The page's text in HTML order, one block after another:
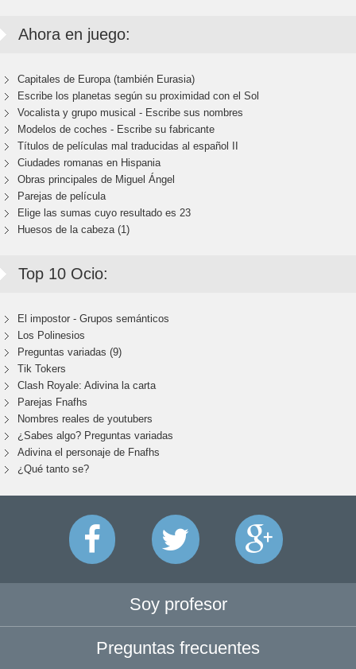
Ahora en juego:
Capitales de Europa (también Eurasia)
Escribe los planetas según su proximidad con el Sol
Vocalista y grupo musical - Escribe sus nombres
Modelos de coches - Escribe su fabricante
Títulos de películas mal traducidas al español II
Ciudades romanas en Hispania
Obras principales de Miguel Ángel
Parejas de película
Elige las sumas cuyo resultado es 23
Huesos de la cabeza (1)
Top 10 Ocio:
El impostor - Grupos semánticos
Los Polinesios
Preguntas variadas (9)
Tik Tokers
Clash Royale: Adivina la carta
Parejas Fnafhs
Nombres reales de youtubers
¿Sabes algo? Preguntas variadas
Adivina el personaje de Fnafhs
¿Qué tanto se?
Soy profesor
Preguntas frecuentes